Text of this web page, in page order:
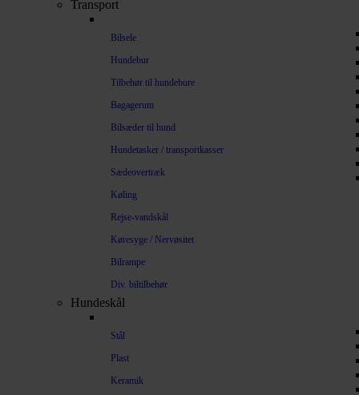
Transport
Bilsele
Hundebur
Tilbehør til hundebure
Bagagerum
Bilsæder til hund
Hundetasker / transportkasser
Sædeovertræk
Køling
Rejse-vandskål
Køresyge / Nervøsitet
Bilrampe
Div. biltilbehør
Hundeskål
Stål
Plast
Keramik